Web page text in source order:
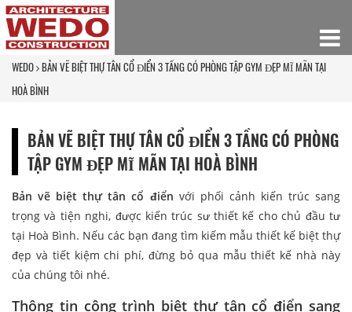
WEDO BẢN VẼ BIỆT THỰ TÂN CỔ ĐIỂN 3 TẦNG CÓ PHÒNG TẬP GYM ĐẸP MĨ MÃN TẠI
HOÀ BÌNH
BẢN VẼ BIỆT THỰ TÂN CỔ ĐIỂN 3 TẦNG CÓ PHÒNG
TẬP GYM ĐẸP MĨ MÃN TẠI HOÀ BÌNH
Bản vẽ biệt thự tân cổ điển với phối cảnh kiến trúc sang
trọng và tiện nghi, được kiến trúc sư thiết kế cho chủ đầu tư
tại Hoà Bình. Nếu các bạn đang tìm kiếm mẫu thiết kế biệt thự
đẹp và tiết kiệm chi phí, đừng bỏ qua mẫu thiết kế nhà này
của chúng tôi nhé.
Thông tin công trình biệt thự tân cổ điển sang